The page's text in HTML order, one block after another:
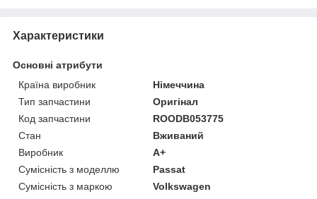
Характеристики
Основні атрибути
Країна виробник
Німеччина
Тип запчастини
Оригінал
Код запчастини
ROODB053775
Стан
Вживаний
Виробник
A+
Сумісність з моделлю
Passat
Сумісність з маркою
Volkswagen